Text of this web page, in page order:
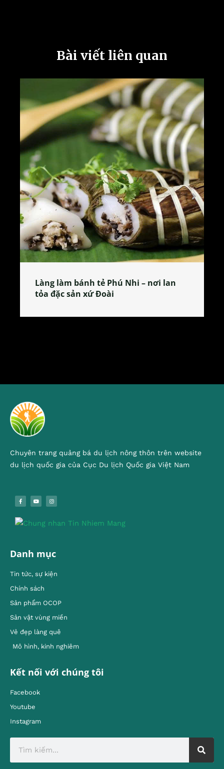
Bài viết liên quan
Làng làm bánh tẻ Phú Nhi – nơi lan
tỏa đặc sản xứ Đoài
Chuyên trang quảng bá du lịch nông thôn trên website
du lịch quốc gia của Cục Du lịch Quốc gia Việt Nam
Danh mục
Tin tức, sự kiện
Chính sách
Sản phẩm OCOP
Sản vật vùng miền
Vẻ đẹp làng quê
Mô hình, kinh nghiêm
Kết nối với chúng tôi
Facebook
Youtube
Instagram